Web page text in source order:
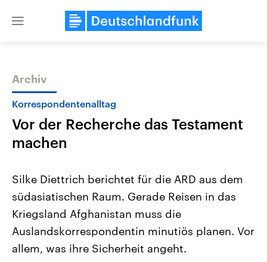
Close
Themen
Landtagswahl Sachsen-Anhalt
2026
Alle Informationen
Sachsen-Anhalt wählt am 6.
September 2026 einen neuen
Landtag. Seit 2021 wird das
USA
Aktuelle Beiträge,
Hintergründe
Wirtschaftlich und
gehören die Vereinigten
den mächtigsten Ländern
Archiv
Korrespondentenalltag
Vor der Recherche das Testament
machen
Silke Diettrich berichtet für die ARD aus dem
südasiatischen Raum. Gerade Reisen in das
Kriegsland Afghanistan muss die
Auslandskorrespondentin minutiös planen. Vor
allem, was ihre Sicherheit angeht.